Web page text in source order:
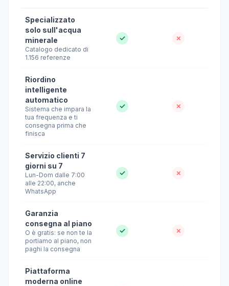
Specializzato
solo sull'acqua
minerale
Catalogo dedicato di
1.156 referenze
✓ ✗
Riordino
intelligente
automatico
Sistema che impara la
tua frequenza e ti
consegna prima che
finisca
✓ ✗
Servizio clienti 7
giorni su 7
Lun-Dom dalle 7:00
alle 22:00, anche
WhatsApp
✓ ✗
Garanzia
consegna al piano
O è gratis: se non te la
portiamo al piano, non
paghi la consegna
✓ ✗
Piattaforma
moderna online